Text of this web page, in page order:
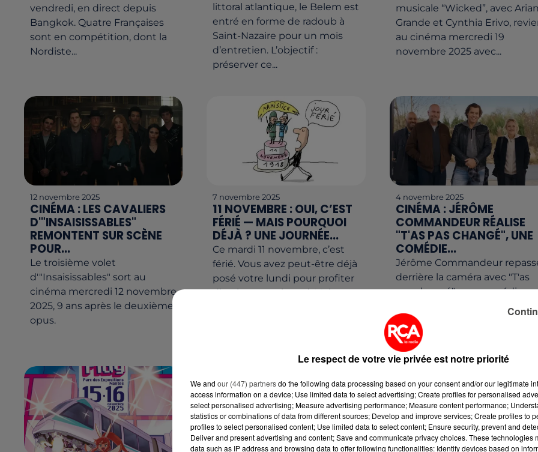
vendredi, en direct depuis
Bangkok. Quatre Françaises
sont en compétition, dont la
Nordiste...
littoral atlantique, le Belem est
entré en forme de radoub à
Saint-Nazaire pour un mois
d’entretien. L’objectif :
préserver ce...
musicale “Wicked”, avec
Grande et Cynthia Erivo,
au cinéma mercredi 19
novembre 2025 avec...
12 novembre 2025
CINÉMA : LES CAVALIERS
D'"INSAISISSABLES"
REMONTENT SUR SCÈNE
POUR...
Le troisième volet
d'"Insaisissables" sort au
cinéma mercredi 12 novembre
2025, 9 ans après le deuxième
opus.
7 novembre 2025
11 NOVEMBRE : OUI, C’EST
FÉRIÉ — MAIS POURQUOI
DÉJÀ ? UNE JOURNÉE...
Ce mardi 11 novembre, c’est
férié. Vous avez peut-être déjà
posé votre lundi pour profiter
d’un long week-end. Mais entre
4 novembre 2025
CINÉMA : JÉRÔME
COMMANDEUR RÉALISE
"T'AS PAS CHANGÉ", UNE
COMÉDIE...
Jérôme Commandeur
derrière la caméra avec "T'as
pas changé", une comédie
nostalgique sur les années
lycée. Le film sort mercredi 5
novembre 2025 au...
Le respect de votre vie privée est notre priorité
We and our (447) partnersdo the following data processing based on your consent and/or our legitimate
access information on a device; Use limited data to select advertising; Create profiles for personalised
select personalised advertising; Measure advertising performance; Measure content performance;
statistics or combinations of data from different sources; Develop and improve services; Create profiles to
profiles to select personalised content; Use limited data to select content; Ensure security, prevent and
Deliver and present advertising and content; Save and communicate privacy choices. These technologies
data such as IP address and browsing data to offer following functionalities: Identify devices based on